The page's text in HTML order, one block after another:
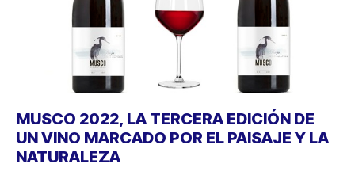
MUSCO 2022, LA TERCERA EDICIÓN DE
UN VINO MARCADO POR EL PAISAJE Y LA
NATURALEZA